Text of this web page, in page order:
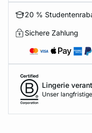
20 %
Sichere Zahlung
Lingerie
Unser